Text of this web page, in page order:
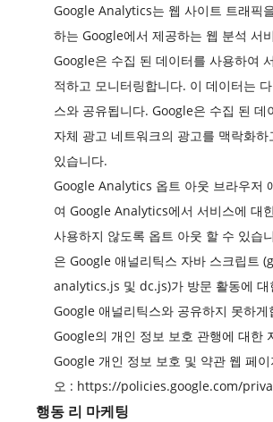
Google Analytics는 웹 사이트 트래픽
하는 Google에서 제공하는 웹 분석 서
Google은 수집 된 데이터를 사용하여
적하고 모니터링합니다. 이 데이터는
스와 공유됩니다. Google은 수집 된 데
자체 광고 네트워크의 광고를 맥락화하
있습니다.
Google Analytics 옵트 아웃 브라우저
여 Google Analytics에서 서비스에 대
사용하지 않도록 옵트 아웃 할 수 있습
은 Google 애널리틱스 자바 스크립트
analytics.js 및 dc.js)가 방문 활동에 대
Google 애널리틱스와 공유하지 못하게
Google의 개인 정보 보호 관행에 대한
Google 개인 정보 보호 및 약관 웹 페
오 : https://policies.google.com/
행동 리 마케팅